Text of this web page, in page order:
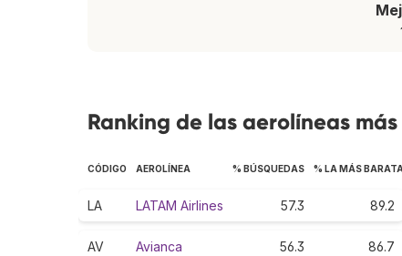
Ranking de las aerolíneas
CÓDIGO AEROLÍNEA % BÚSQUEDAS % LA MÁS BARATA
LA LATAM Airlines 57.3 89.2
AV Avianca 56.3 86.7